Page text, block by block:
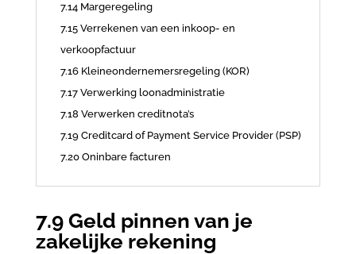
7.14 Margeregeling
7.15 Verrekenen van een inkoop- en
verkoopfactuur
7.16 Kleineondernemersregeling (KOR)
7.17 Verwerking loonadministratie
7.18 Verwerken creditnota’s
7.19 Creditcard of Payment Service Provider (PSP)
7.20 Oninbare facturen
7.9 Geld pinnen van je
zakelijke rekening